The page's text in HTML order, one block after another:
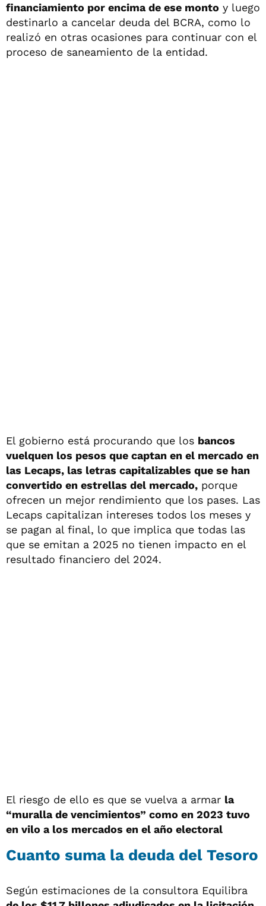
financiamiento por encima de ese monto y luego
destinarlo a cancelar deuda del BCRA, como lo
realizó en otras ocasiones para continuar con el
proceso de saneamiento de la entidad.
El gobierno está procurando que los bancos
vuelquen los pesos que captan en el mercado en
las Lecaps, las letras capitalizables que se han
convertido en estrellas del mercado, porque
ofrecen un mejor rendimiento que los pases. Las
Lecaps capitalizan intereses todos los meses y
se pagan al final, lo que implica que todas las
que se emitan a 2025 no tienen impacto en el
resultado financiero del 2024.
El riesgo de ello es que se vuelva a armar la
“muralla de vencimientos” como en 2023 tuvo
en vilo a los mercados en el año electoral
Cuanto suma la deuda del Tesoro
Según estimaciones de la consultora Equilibra